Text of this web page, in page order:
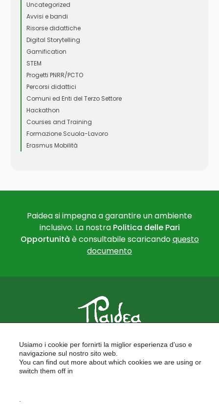
Uncategorized
Avvisi e bandi
Risorse didattiche
Digital Storytelling
Gamification
STEM
Progetti PNRR/PCTO
Percorsi didattici
Comuni ed Enti del Terzo Settore
Hackathon
Courses and Training
Formazione Scuola-Lavoro
Erasmus Mobilità
Paidea si impegna a garantire un ambiente
inclusivo. La nostra Politica delle Pari
Opportunità è consultabile scaricandoquesto
documento
FORMAZIONE PER LE SCUOLE
FORMAZIONE PROFESSIONALE
PROGETTI EUROPEI
Usiamo i cookie per fornirti la miglior esperienza d'uso e
navigazione sul nostro sito web.
You can find out more about which cookies we are using or
switch them off in